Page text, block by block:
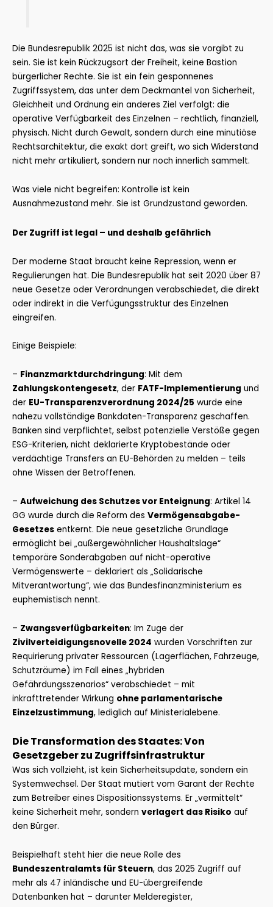
Die Bundesrepublik 2025 ist nicht das, was sie vorgibt zu
sein. Sie ist kein Rückzugsort der Freiheit, keine Bastion
bürgerlicher Rechte. Sie ist ein fein gesponnenes
Zugriffssystem, das unter dem Deckmantel von Sicherheit,
Gleichheit und Ordnung ein anderes Ziel verfolgt: die
operative Verfügbarkeit des Einzelnen – rechtlich, finanziell,
physisch. Nicht durch Gewalt, sondern durch eine minutiöse
Rechtsarchitektur, die exakt dort greift, wo sich Widerstand
nicht mehr artikuliert, sondern nur noch innerlich sammelt.
Was viele nicht begreifen: Kontrolle ist kein
Ausnahmezustand mehr. Sie ist Grundzustand geworden.
Der Zugriff ist legal – und deshalb gefährlich
Der moderne Staat braucht keine Repression, wenn er
Regulierungen hat. Die Bundesrepublik hat seit 2020 über 87
neue Gesetze oder Verordnungen verabschiedet, die direkt
oder indirekt in die Verfügungsstruktur des Einzelnen
eingreifen.
Einige Beispiele:
– Finanzmarktdurchdringung: Mit dem
Zahlungskontengesetz, der FATF-Implementierung und
der EU-Transparenzverordnung 2024/25 wurde eine
nahezu vollständige Bankdaten-Transparenz geschaffen.
Banken sind verpflichtet, selbst potenzielle Verstöße gegen
ESG-Kriterien, nicht deklarierte Kryptobestände oder
verdächtige Transfers an EU-Behörden zu melden – teils
ohne Wissen der Betroffenen.
– Aufweichung des Schutzes vor Enteignung: Artikel 14
GG wurde durch die Reform des Vermögensabgabe-
Gesetzes entkernt. Die neue gesetzliche Grundlage
ermöglicht bei „außergewöhnlicher Haushaltslage“
temporäre Sonderabgaben auf nicht-operative
Vermögenswerte – deklariert als „Solidarische
Mitverantwortung“, wie das Bundesfinanzministerium es
euphemistisch nennt.
– Zwangsverfügbarkeiten: Im Zuge der
Zivilverteidigungsnovelle 2024 wurden Vorschriften zur
Requirierung privater Ressourcen (Lagerflächen, Fahrzeuge,
Schutzräume) im Fall eines „hybriden
Gefährdungsszenarios“ verabschiedet – mit
inkrafttretender Wirkung ohne parlamentarische
Einzelzustimmung, lediglich auf Ministerialebene.
Die Transformation des Staates: Von
Gesetzgeber zu Zugriffsinfrastruktur
Was sich vollzieht, ist kein Sicherheitsupdate, sondern ein
Systemwechsel. Der Staat mutiert vom Garant der Rechte
zum Betreiber eines Dispositionssystems. Er „vermittelt“
keine Sicherheit mehr, sondern verlagert das Risiko auf
den Bürger.
Beispielhaft steht hier die neue Rolle des
Bundeszentralamts für Steuern, das 2025 Zugriff auf
mehr als 47 inländische und EU-übergreifende
Datenbanken hat – darunter Melderegister,